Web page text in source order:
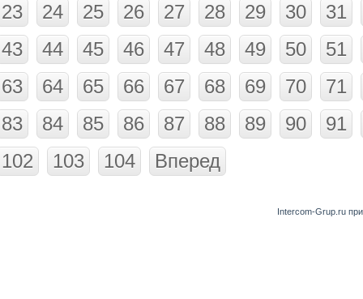
23 24 25 26 27 28 29 30
31
43
44 45 46 47 48 49 50
51
63
64 65 66 67 68 69 70
71
83
84 85 86 87 88 89 90
91
102
103 104 Вперед
Intercom-Grup.ru